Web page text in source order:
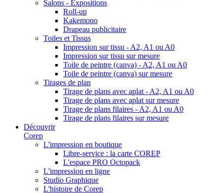
Salons - Expositions
Roll-up
Kakemono
Drapeau publicitaire
Toiles et Tissus
Impression sur tissu - A2, A1 ou A0
Impression sur tissu sur mesure
Toile de peintre (canva) - A2, A1 ou A0
Toile de peintre (canva) sur mesure
Tirages de plan
Tirage de plans avec aplat - A2, A1 ou A0
Tirage de plans avec aplat sur mesure
Tirage de plans filaires - A2, A1 ou A0
Tirage de plans filaires sur mesure
Découvrir
Corep
L'impression en boutique
Libre-service : la carte COREP
L'espace PRO Octopack
L'impression en ligne
Studio Graphique
L'histoire de Corep